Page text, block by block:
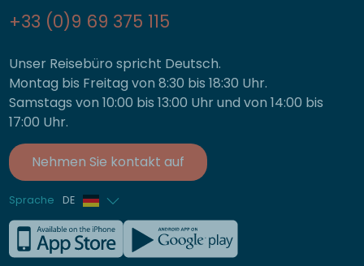
+33 (0)9 69 375 115
Unser Reisebüro spricht Deutsch.
Montag bis Freitag von 8:30 bis 18:30 Uhr.
Samstags von 10:00 bis 13:00 Uhr und von 14:00 bis
17:00 Uhr.
Nehmen Sie kontakt auf
Sprache DE
Französisch
Englisch